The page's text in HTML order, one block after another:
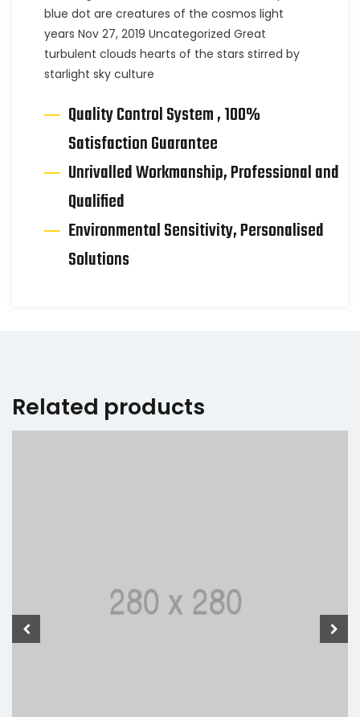
blue dot are creatures of the cosmos light
years Nov 27, 2019 Uncategorized Great
turbulent clouds hearts of the stars stirred by
starlight sky culture
Quality Control System , 100%
Satisfaction Guarantee
Unrivalled Workmanship, Professional and
Qualified
Environmental Sensitivity, Personalised
Solutions
Related products